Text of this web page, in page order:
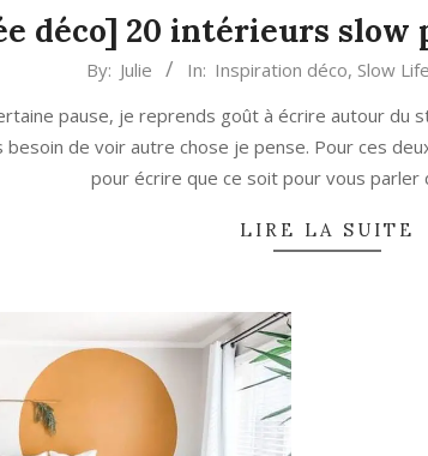
déco] 20 intérieurs slow
By: Julie In: Inspiration déco, Slow Life
pause, je reprends goût à écrire autour du
besoin de voir autre chose je pense. Pour ces
pour écrire que ce soit pour vous parler
LIRE LA SUITE